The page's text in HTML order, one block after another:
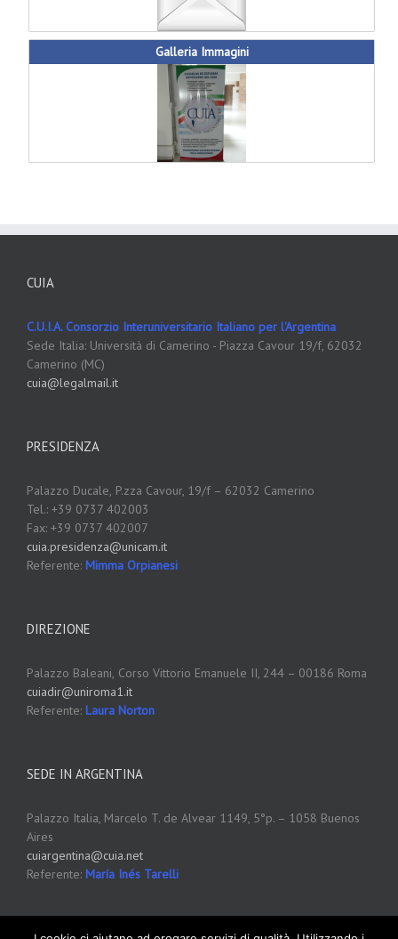
Galleria Immagini
CUIA
C.U.I.A. Consorzio Interuniversitario Italiano per l'Argentina
Sede Italia: Università di Camerino - Piazza Cavour 19/f, 62032
Camerino (MC)
cuia@legalmail.it
PRESIDENZA
Palazzo Ducale, P.zza Cavour, 19/f – 62032 Camerino
Tel.: +39 0737 402003
Fax: +39 0737 402007
cuia.presidenza@unicam.it
Referente: Mimma Orpianesi
DIREZIONE
Palazzo Baleani, Corso Vittorio Emanuele II, 244 – 00186 Roma
cuiadir@uniroma1.it
Referente: Laura Norton
SEDE IN ARGENTINA
Palazzo Italia, Marcelo T. de Alvear 1149, 5°p. – 1058 Buenos
Aires
cuiargentina@cuia.net
Referente: María Inés Tarelli